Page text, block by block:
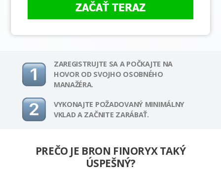
ZAČAŤ TERAZ
ZAREGISTRUJTE SA A POČKAJTE NA
HOVOR OD SVOJHO OSOBNÉHO
MANAŽÉRA.
VYKONAJTE POŽADOVANÝ MINIMÁLNY
VKLAD A ZAČNITE ZARÁBAŤ.
PREČO JE BRON FINORYX TAKÝ
ÚSPEŠNÝ?